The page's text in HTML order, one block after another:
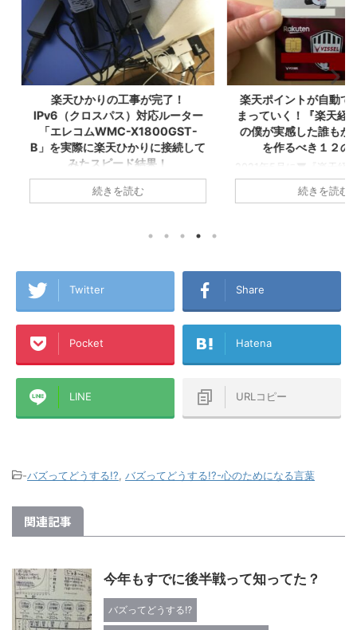
ルーター
に接続して
おうちの
理論で
で使ってい
のアパー
ひかりテ
ンションタ
楽天ポイントが自動でどんどん貯
まっていく！『楽天経済圏2年生』
の僕が実感した誰もが楽天カード
を作るべき１２の理由！
2021年5月に▼『楽天経済圏』で生き
ていくことを決意し、その後すぐに楽
天カードを2枚発行してこの夏で無事
『楽天経済圏』にどっぷりとハマった
も含めた『楽天経済圏』という視点か
ら誰もが楽天カードを発行するメリッ
経済圏』に入ろうか悩んでいる方、各
種ポイントがいろんな経済圏にバラバ
ラに分散している方などの参考になれ
ば幸いです！ この記事のミ ...
人生-考え方
Kindle本
る！増や
ら『楽
お金が貯ま
ゼロから『
た！
済圏』に入
した！ そん
Twitter Share
Pocket Hatena
LINE URLコピー
-バズってどうする!? バズってどうする!?-心のためになる言葉
関連記事
今年もすでに後半戦って知ってた？
バズってどうする!?